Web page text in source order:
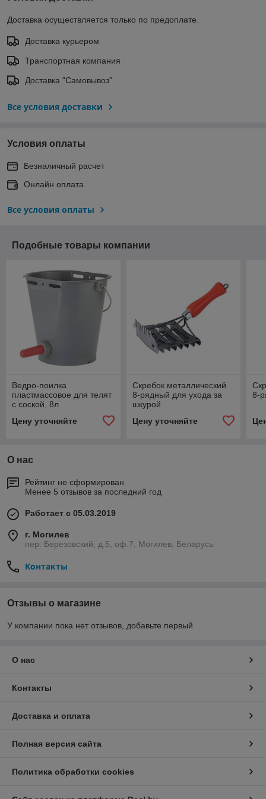
Доставка осуществляется только по предоплате.
Доставка курьером
Транспортная компания
Доставка "Самовывоз"
Все условия доставки
Условия оплаты
Безналичный расчет
Онлайн оплата
Все условия оплаты
Подобные товары компании
Ведро-поилка
пластмассовое для телят
с соской, 8л
Цену уточняйте
Скребок металлический
8-рядный для ухода за
шкурой
Цену уточняйте
8-
О нас
Рейтинг не сформирован
Менее 5 отзывов за последний год
Работает с 05.03.2019
г. Могилев
пер. Березовский, д.5, оф.7, Могилев, Беларусь
Контакты
Отзывы о магазине
У компании пока нет отзывов, добавьте первый
О нас
Контакты
Доставка и оплата
Полная версия сайта
Политика обработки cookies